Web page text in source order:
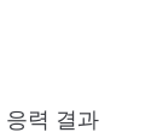
응력 결과